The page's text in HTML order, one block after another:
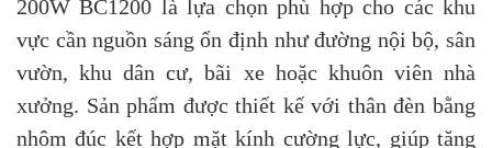
200W BC1200 là lựa chọn phù hợp cho các khu
vực cần nguồn sáng ổn định như đường nội bộ, sân
vườn, khu dân cư, bãi xe hoặc khuôn viên nhà
xưởng. Sản phẩm được thiết kế với thân đèn bằng
nhôm đúc kết hợp mặt kính cường lực, giúp tăng